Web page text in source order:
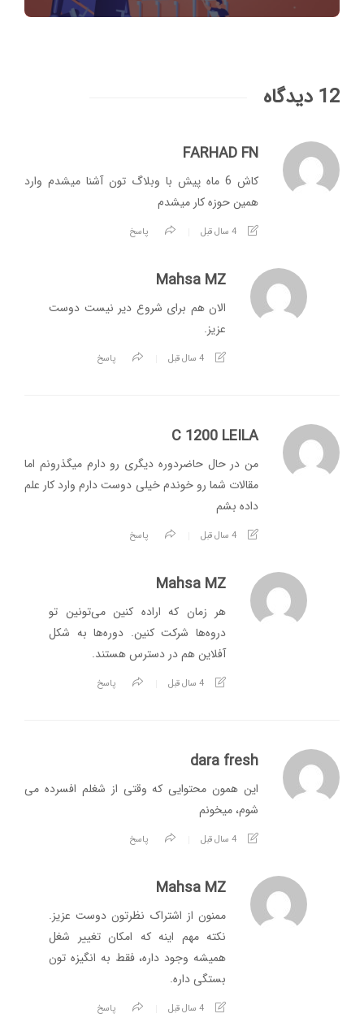
12 دیدگاه
FARHAD FN
کاش 6 ماه پیش با وبلاگ تون آشنا میشدم وارد
همین حوزه کار میشدم
4 سال قبل پاسخ
Mahsa MZ
الان هم برای شروع دیر نیست دوست
عزیز.
4 سال قبل پاسخ
C 1200 LEILA
من در حال حاضردوره دیگری رو دارم میگذرونم اما
مقالات شما رو خوندم خیلی دوست دارم وارد کار علم
داده بشم
4 سال قبل پاسخ
Mahsa MZ
هر زمان که اراده کنین می‌تونین تو
دروه‌ها شرکت کنین. دوره‌ها به شکل
آفلاین هم در دسترس هستند.
4 سال قبل پاسخ
dara fresh
این همون محتوایی که وقتی از شغلم افسرده می
شوم، میخونم
4 سال قبل پاسخ
Mahsa MZ
ممنون از اشتراک نظرتون دوست عزیز.
نکته مهم اینه که امکان تغییر شغل
همیشه وجود داره، فقط به انگیزه تون
بستگی داره.
4 سال قبل پاسخ